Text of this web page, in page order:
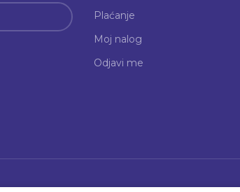
Plaćanje
Moj nalog
Odjavi me